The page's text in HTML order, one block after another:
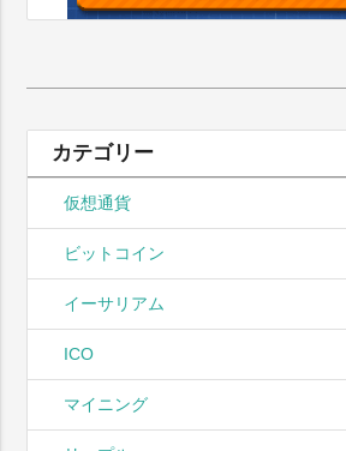
索:
カテゴリー
仮想通貨
ビットコイン
イーサリアム
ICO
マイニング